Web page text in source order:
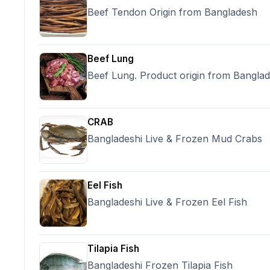
contract sign and rest of the 30%
payment Confirmation, Origin: India,
Beef Tendon Origin from Bangladesh
Beef Lung
Beef Lung. Product origin from
CRAB
Bangladeshi Live & Frozen Mud Crabs
Eel Fish
Bangladeshi Live & Frozen Eel Fish
Tilapia Fish
Bangladeshi Frozen Tilapia Fish